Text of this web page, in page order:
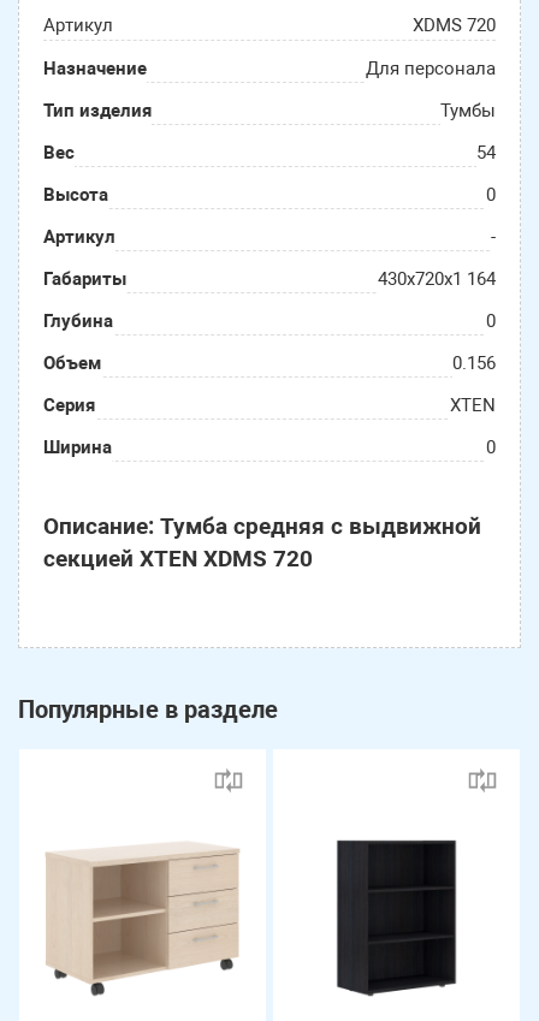
Артикул
XDMS 720
Назначение
Для персонала
Тип изделия
Тумбы
Вес
54
Высота
0
Артикул
-
Габариты
430х720х1 164
Глубина
0
Объем
0.156
Серия
XTEN
Ширина
0
Описание: Тумба средняя с выдвижной
секцией XTEN XDMS 720
Популярные в разделе